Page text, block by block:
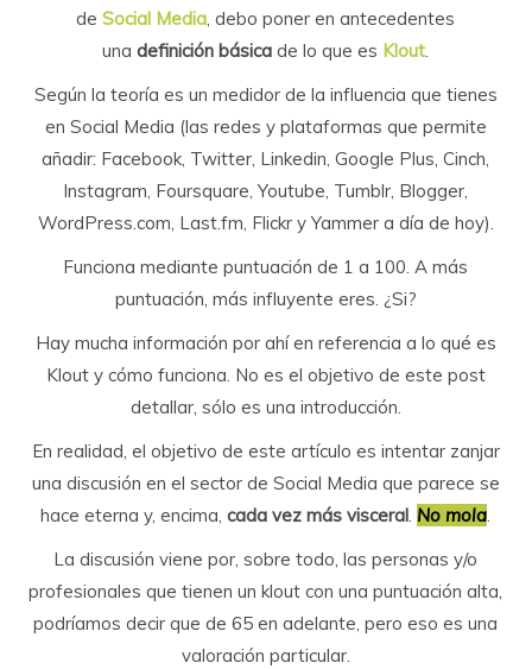
deSocial Media, debo poner en antecedentes
unadefinición básica de lo que es Klout.
Según la teoría es un medidor de la influencia que tienes
en Social Media (las redes y plataformas que permite
añadir: Facebook, Twitter, Linkedin, Google Plus, Cinch,
Instagram, Foursquare, Youtube, Tumblr, Blogger,
WordPress.com, Last.fm, Flickr y Yammer a día de hoy).
Funciona mediante puntuación de 1 a 100. A más
puntuación, más influyente eres. ¿Si?
Hay mucha información por ahí en referencia a lo qué es
Klout y cómo funciona. No es el objetivo de este post
detallar, sólo es una introducción.
En realidad, el objetivo de este artículo es intentar zanjar
una discusión en el sector de Social Media que parece se
hace eterna y, encima,cada vez más visceral. No mola.
La discusión viene por, sobre todo, las personas y/o
profesionales que tienen un klout con una puntuación alta,
podríamos decir que de 65 en adelante, pero eso es una
valoración particular.